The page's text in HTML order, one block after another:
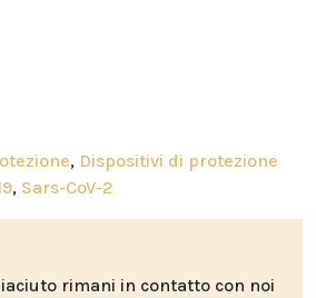
, Dispositivi di protezione
, Sars-CoV-2
rimani in contatto con noi